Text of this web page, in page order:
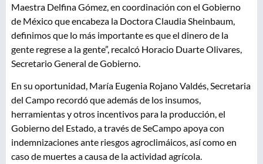
Maestra Delfina Gómez, en coordinación con el Gobierno
de México que encabeza la Doctora Claudia Sheinbaum,
definimos que lo más importante es que el dinero de la
gente regrese a la gente”, recalcó Horacio Duarte Olivares,
Secretario General de Gobierno.
En su oportunidad, María Eugenia Rojano Valdés, Secretaria
del Campo recordó que además de los insumos,
herramientas y otros incentivos para la producción, el
Gobierno del Estado, a través de SeCampo apoya con
indemnizaciones ante riesgos agroclimáicos, así como en
caso de muertes a causa de la actividad agrícola.